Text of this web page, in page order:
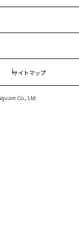
サイトマップ
Co., Ltd.